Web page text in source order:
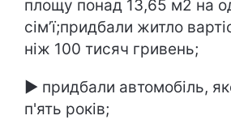
площу понад 13,65 м2 на
сім’ї;придбали житло
ніж 100 тисяч гривень;
► придбали автомобіль,
п'ять років;